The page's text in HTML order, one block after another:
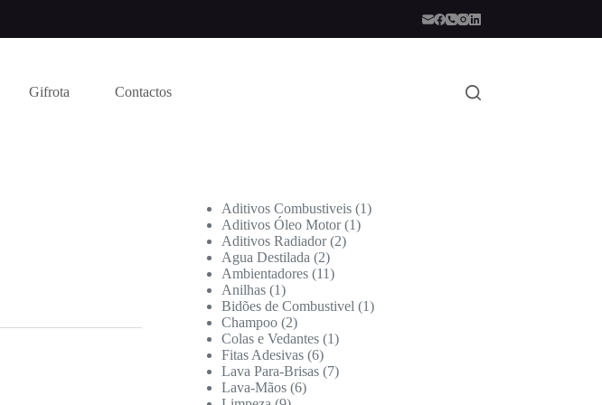
Gifrota Contactos
Aditivos Combustiveis 1
Aditivos Óleo Motor 1
Aditivos Radiador 2
Agua Destilada
2
Ambientadores 11
Anilhas 1
Bidões de Combustivel
1
Champoo 2
Colas e Vedantes 1
Fitas Adesivas 6
Lava Para-Brisas 7
Lava-Mãos 6